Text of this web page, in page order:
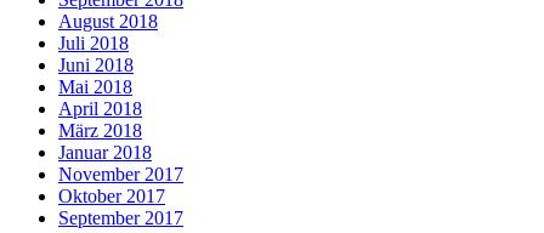
August 2018
Juli 2018
Juni 2018
Mai 2018
April 2018
März 2018
Januar 2018
November 2017
Oktober 2017
September 2017